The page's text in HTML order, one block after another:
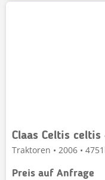
Claas Celtis celtis
Traktoren • 2006 •
Preis auf Anfrage